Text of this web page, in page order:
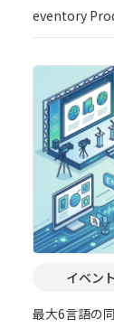
eventory
イベン
最大6言語の